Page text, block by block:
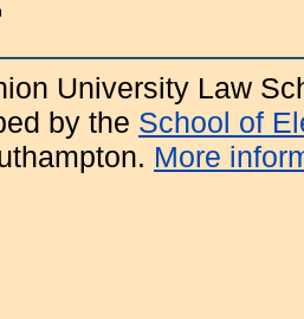
University Law
by the School of
More